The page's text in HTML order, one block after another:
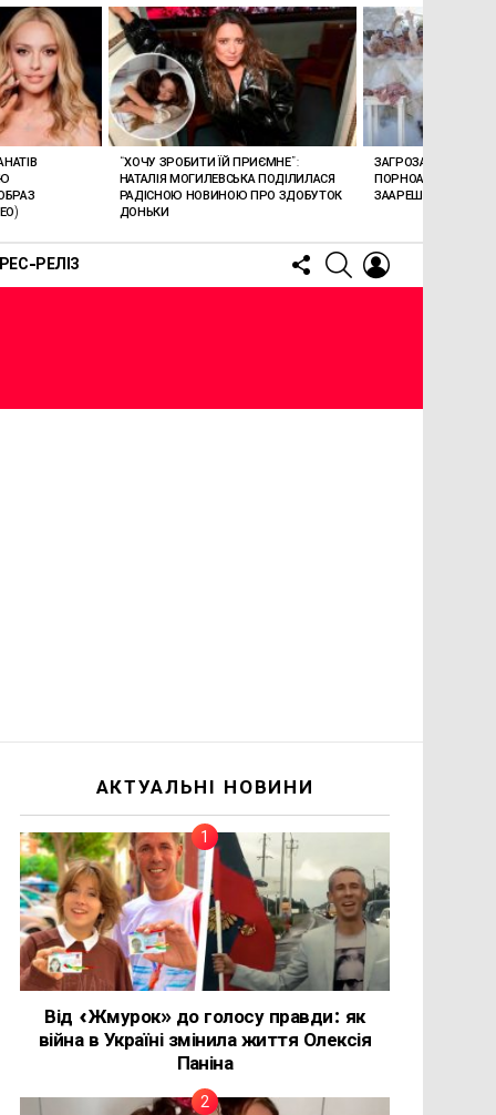
РЕЛІЗ
FOLLOW
US
SEARCH
“ХОЧУ ЗРОБИТИ ЇЙ ПРИЄМНЕ”:
НАТАЛІЯ МОГИЛЕВСЬКА ПОДІЛИЛАСЯ
РАДІСНОЮ НОВИНОЮ ПРО ЗДОБУТОК
ДОНЬКИ
ЗАГРОЗА 15 РОКІВ
ПОРНОАКТОРКА
ЗААРЕШТОВАНА НА
АКТУАЛЬНІ НОВИНИ
Від «Жмурок» до голосу правди: як
війна в Україні змінила життя Олексія
Паніна